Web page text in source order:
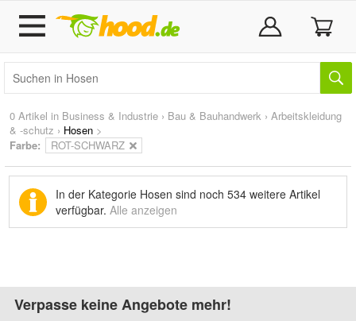
0 Artikel in Business & Industrie › Bau & Bauhandwerk › Arbeitskleidung
& -schutz › Hosen >
Farbe:
ROT-SCHWARZ
In der Kategorie Hosen sind noch 534 weitere Artikel
verfügbar. Alle anzeigen
Verpasse keine Angebote mehr!